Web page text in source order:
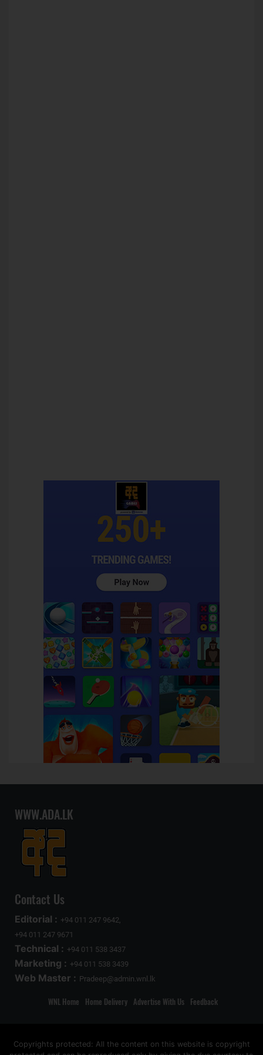
WWW.ADA.LK
Contact Us
Editorial : +94 011 247 9642,
+94 011 247 9671
Technical : +94 011 538 3437
Marketing : +94 011 538 3439
Web Master : Pradeep@admin.wnl.lk
WNL Home Home Delivery Advertise With Us Feedback
Copyrights protected: All the content on this website is copyright